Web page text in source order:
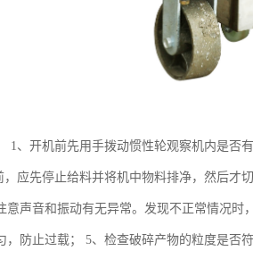
1、开机前先用手拨动惯性轮观察机内是否
应先停止给料并将机中物料排净，然后才
意声音和振动有无异常。发现不正常情况
，防止过载； 5、检查破碎产物的粒度是否